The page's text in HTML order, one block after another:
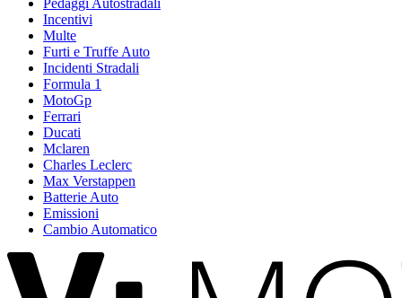
Incentivi
Multe
Furti e Truffe Auto
Incidenti Stradali
Formula 1
MotoGp
Ferrari
Ducati
Mclaren
Charles Leclerc
Max Verstappen
Batterie Auto
Emissioni
Cambio Automatico